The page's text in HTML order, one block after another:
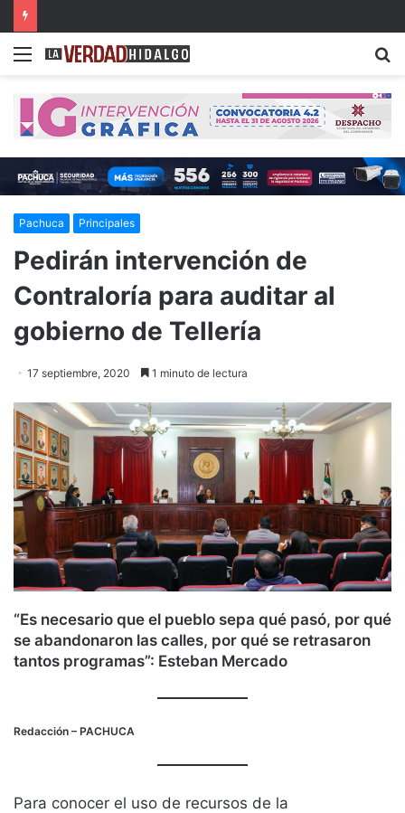
Menu
Pachuca Principales
Pedirán intervención de
Contraloría para auditar al
gobierno de Tellería
17 septiembre, 2020 1 minuto de lectura
“Es necesario que el pueblo sepa qué pasó, por qué
se abandonaron las calles, por qué se retrasaron
tantos programas”: Esteban Mercado
Redacción – PACHUCA
Para conocer el uso de recursos de la